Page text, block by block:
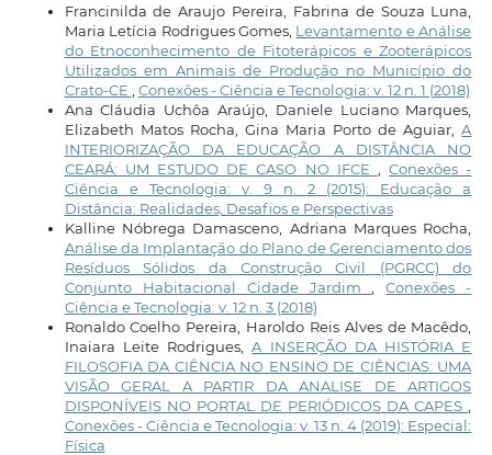
Francinilda de Araujo Pereira, Fabrina de Souza Luna,
Maria Letícia Rodrigues Gomes, Levantamento e Análise
do Etnoconhecimento de Fitoterápicos e Zooterápicos
Utilizados em Animais de Produção no Município do
Crato-CE
Conexões - Ciência e Tecnologia: v. 12 n. 1 (2018)
Ana Cláudia Uchôa Araújo, Daniele Luciano Marques,
Elizabeth Matos Rocha, Gina Maria Porto de Aguiar,A
INTERIORIZAÇÃO DA EDUCAÇÃO A DISTÂNCIA NO
CEARÁ: UM ESTUDO DE CASO NO IFCE
,Conexões -
Ciência e Tecnologia: v. 9 n. 2 (2015): Educação a
Distância: Realidades, Desafios e Perspectivas
Kalline Nóbrega Damasceno, Adriana Marques Rocha,
Análise da Implantação do Plano de Gerenciamento dos
Resíduos Sólidos da Construção Civil (PGRCC) do
Conjunto Habitacional Cidade Jardim
,Conexões -
Ciência e Tecnologia: v. 12 n. 3 (2018)
Ronaldo Coelho Pereira, Haroldo Reis Alves de Macêdo,
Inaiara Leite Rodrigues,A INSERÇÃO DA HISTÓRIA E
FILOSOFIA DA CIÊNCIA NO ENSINO DE CIÊNCIAS: UMA
VISÃO GERAL A PARTIR DA ANALISE DE ARTIGOS
DISPONÍVEIS NO PORTAL DE PERIÓDICOS DA CAPES
Conexões - Ciência e Tecnologia: v. 13 n. 4 (2019): Especial:
Física